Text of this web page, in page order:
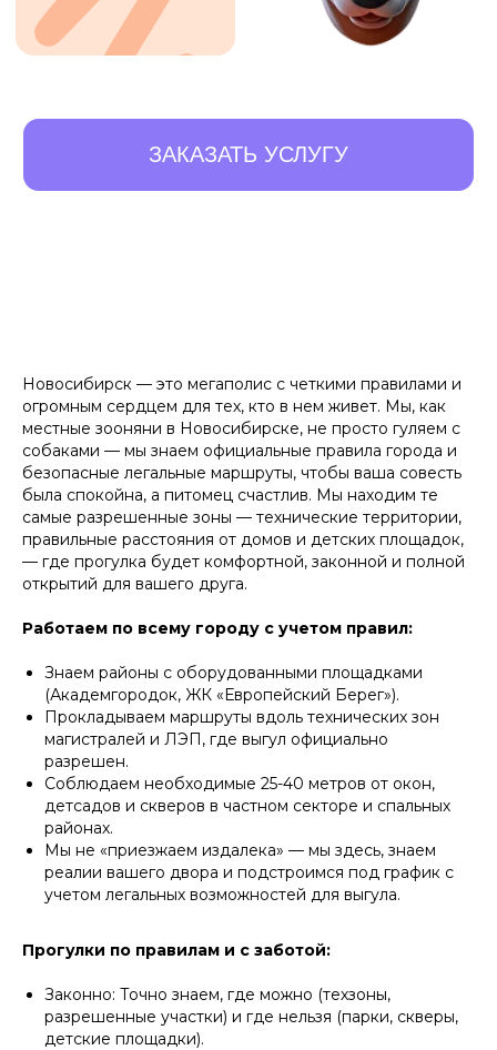
Новосибирск — это мегаполис с четкими правилами и
огромным сердцем для тех, кто в нем живет. Мы, как
местные зооняни в Новосибирске, не просто гуляем с
собаками — мы знаем официальные правила города и
безопасные легальные маршруты, чтобы ваша совесть
была спокойна, а питомец счастлив. Мы находим те
самые разрешенные зоны — технические территории,
правильные расстояния от домов и детских площадок,
— где прогулка будет комфортной, законной и полной
открытий для вашего друга.
Работаем по всему городу с учетом правил:
Знаем районы с оборудованными площадками
(Академгородок, ЖК «Европейский Берег»).
Прокладываем маршруты вдоль технических зон
магистралей и ЛЭП, где выгул официально
разрешен.
Соблюдаем необходимые 25-40 метров от окон,
детсадов и скверов в частном секторе и спальных
районах.
Мы не «приезжаем издалека» — мы здесь, знаем
реалии вашего двора и подстроимся под график с
учетом легальных возможностей для выгула.
Прогулки по правилам и с заботой:
Законно: Точно знаем, где можно (техзоны,
разрешенные участки) и где нельзя (парки, скверы,
детские площадки).
Листайте влево, чтобы увидеть все преимущества
10 ПРЕИМУЩЕСТВ,
КОТОРЫЕОТЛИЧАЮТ
Удобный заказ
Заказ в пару кликов через
телеграм-бот. При повторном
заказе заново заполнять ничего
не нужно, мы всё запоминаем!
Оператор
выгульщика